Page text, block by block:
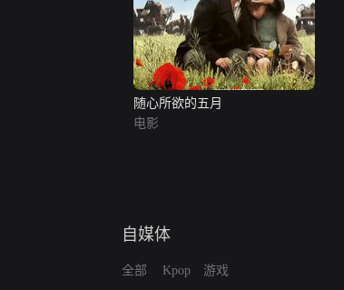
随心所欲的五月
电影
自媒体
全部 Kpop 游戏